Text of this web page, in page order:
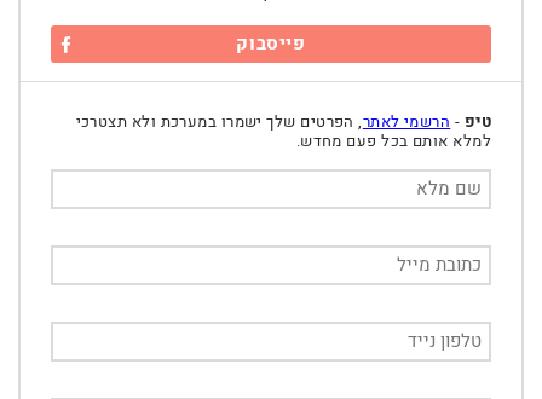
פייסבוק
טיפ - הרשמי לאתר, הפרטים שלך ישמרו במערכת ולא תצטרכי
למלא אותם בכל פעם מחדש.